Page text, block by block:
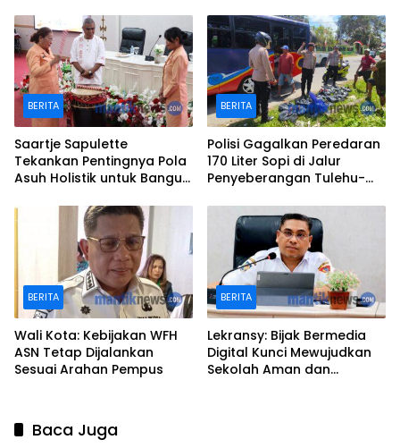
BERITA
Saartje Sapulette
Tekankan Pentingnya Pola
Asuh Holistik untuk Bangun
BERITA
Polisi Gagalkan Peredaran
170 Liter Sopi di Jalur
Penyeberangan Tulehu-
BERITA
Wali Kota: Kebijakan WFH
ASN Tetap Dijalankan
Sesuai Arahan Pempus
BERITA
Lekransy: Bijak Bermedia
Digital Kunci Mewujudkan
Sekolah Aman dan
Baca Juga